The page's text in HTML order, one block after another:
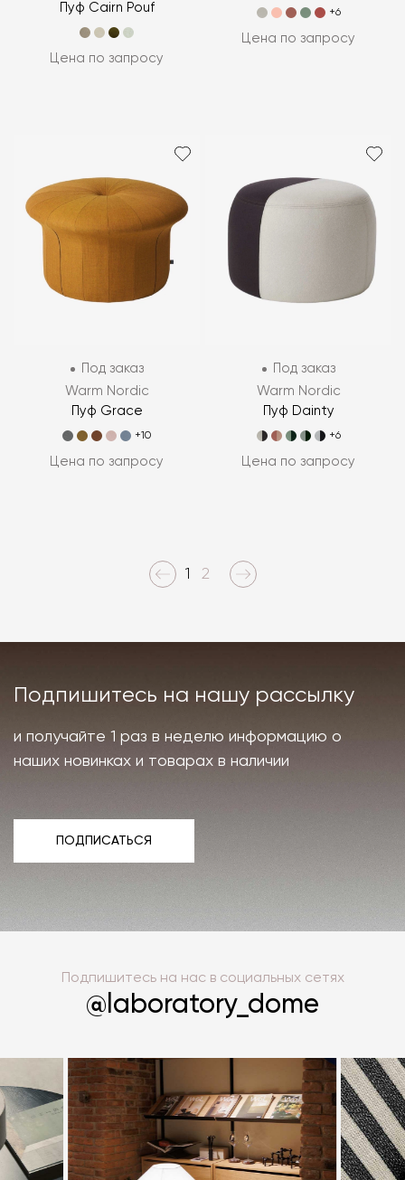
Пуф Cairn Pouf
Цена по запросу
+6
Цена по запросу
Под заказ
Warm Nordic
Пуф Grace
+10
Цена по запросу
Под заказ
Warm Nordic
Пуф Dainty
+6
Цена по запросу
1 2
Подпишитесь на нашу рассылку
и получайте 1 раз в неделю информацию о
наших новинках и товарах в наличии
ПОДПИСАТЬСЯ
Подпишитесь на нас в социальных сетях
@laboratory_dome